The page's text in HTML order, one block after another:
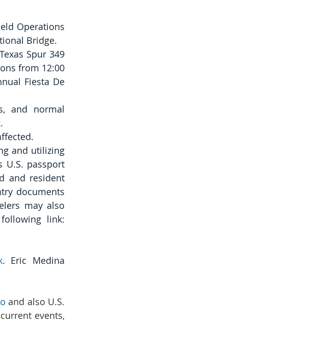
Operations
Bridge.
Spur 349
from 12:00
Fiesta De
and normal
and utilizing
U.S. passport
and resident
documents
may also
. Eric Medina
and also U.S.
events,